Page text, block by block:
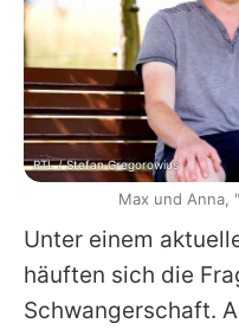
Unter einem
häuften sich die
Schwangerschaft.
RTL / Stefan Gregorowius
Max und Anna,